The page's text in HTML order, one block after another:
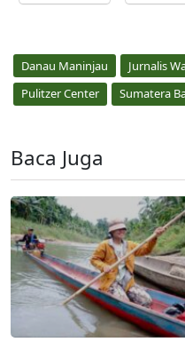
Danau Maninjau Jurnalis
Pulitzer Center
Sumatera
Baca Juga